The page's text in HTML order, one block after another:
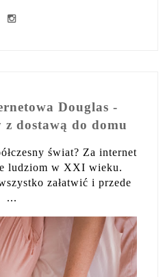
Douglas -
dostawą do domu
świat? Za internet
ludziom w XXI wieku.
załatwić i przede
...